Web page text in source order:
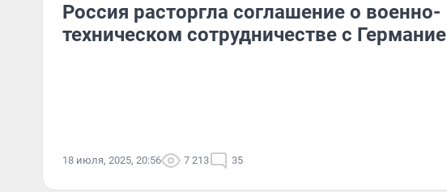
Россия расторгла соглашение о военно-
техническом сотрудничестве с
18 июля, 2025, 20:56 7 213 35